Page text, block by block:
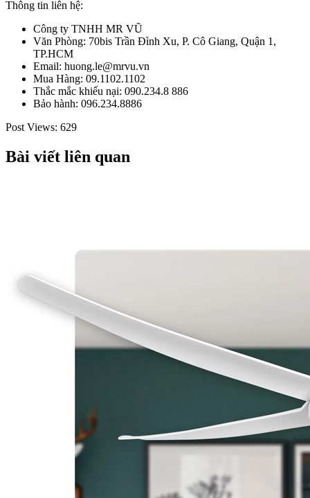
Thông tin liên hệ:
Công ty TNHH MR VŨ
Văn Phòng: 70bis Trần Đình Xu, P. Cô Giang, Quận 1,
TP.HCM
Email: huong.le@mrvu.vn
Mua Hàng: 09.1102.1102
Thắc mắc khiếu nại: 090.234.8 886
Bảo hành: 096.234.8886
Post Views: 629
Bài viết liên quan